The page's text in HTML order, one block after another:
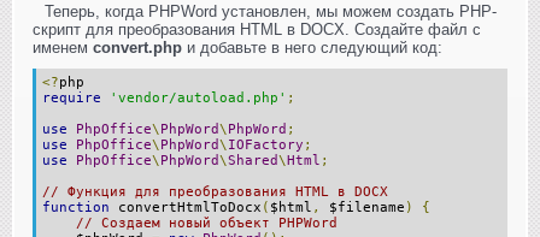
Теперь, когда PHPWord установлен, мы можем создать PHP-
скрипт для преобразования HTML в DOCX. Создайте файл с
именем convert.php и добавьте в него следующий код:
<?php
require
'vendor/autoload.php' ;
use
PhpOffice\PhpWord\PhpWord ;
use
PhpOffice\PhpWord\IOFactory ;
use
PhpOffice\PhpWord\Shared\Html ;
// Функция для преобразования HTML в DOCX
function convertHtmlToDocx ( $html , $filename )
{
// Создаем новый объект PHPWord